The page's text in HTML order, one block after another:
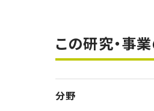
この研究・事
分野